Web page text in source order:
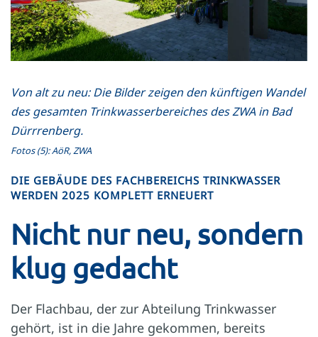
Von alt zu neu: Die Bilder zeigen den künftigen Wandel
des gesamten Trinkwasserbereiches des ZWA in Bad
Dürrrenberg.
Fotos (5): AöR, ZWA
DIE GEBÄUDE DES FACHBEREICHS TRINKWASSER
WERDEN 2025 KOMPLETT ERNEUERT
Nicht nur neu, sondern
klug gedacht
Der Flachbau, der zur Abteilung Trinkwasser
gehört, ist in die Jahre gekommen, bereits